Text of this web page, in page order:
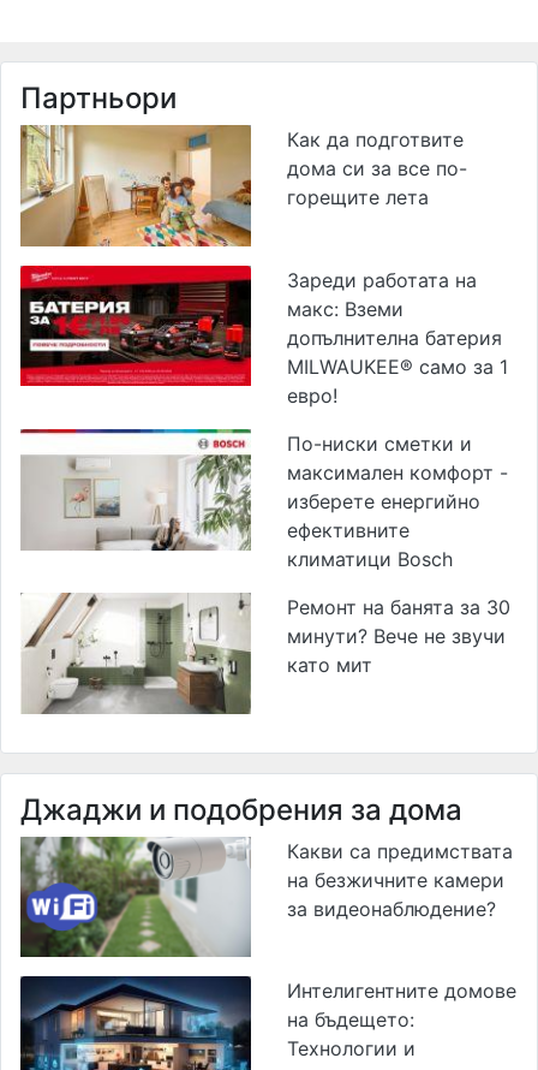
Партньори
Как да подготвите
дома си за все по-
горещите лета
Зареди работата на
макс: Вземи
допълнителна батерия
MILWAUKEE® само за 1
евро!
По-ниски сметки и
максимален комфорт -
изберете енергийно
ефективните
климатици Bosch
Ремонт на банята за 30
минути? Вече не звучи
като мит
Джаджи и подобрения за дома
Какви са предимствата
на безжичните камери
за видеонаблюдение?
Интелигентните домове
на бъдещето:
Технологии и